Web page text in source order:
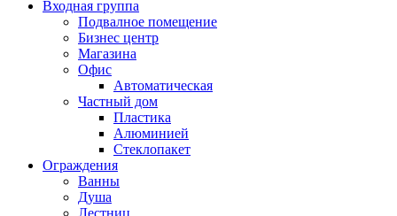
Входная группа
Подвалное помещение
Бизнес центр
Магазина
Офис
Автоматическая
Частный дом
Пластика
Алюминией
Стеклопакет
Ограждения
Ванны
Душа
Лестниц